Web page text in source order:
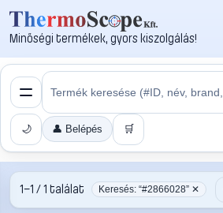
Minőségi termékek, gyors kiszolgálás!
🌙 👤 Belépés 🛒
1–1 / 1 találat Keresés: “#2866028” ✕